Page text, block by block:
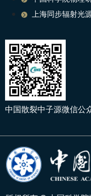
上海同步辐射光
中国散裂中子源微信公